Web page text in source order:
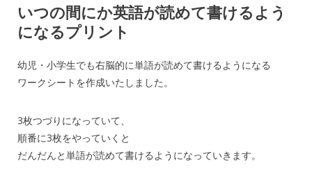
いつの間にか英語が読めて書けるよう
になるプリント
幼児・小学生でも右脳的に単語が読めて書けるようになる
ワークシートを作成いたしました。
3枚つづりになっていて、
順番に3枚をやっていくと
だんだんと単語が読めて書けるようになっていきます。